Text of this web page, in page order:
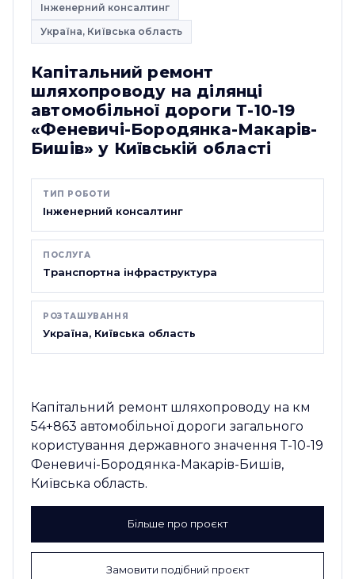
Інженерний консалтинг
Україна, Київська область
Капітальний ремонт
шляхопроводу на ділянці
автомобільної дороги Т-10-19
«Феневичі-Бородянка-Макарів-
Бишів» у Київській області
ТИП РОБОТИ
Інженерний консалтинг
ПОСЛУГА
Транспортна інфраструктура
РОЗТАШУВАННЯ
Україна, Київська область
Капітальний ремонт шляхопроводу на км
54+863 автомобільної дороги загального
користування державного значення Т-10-19
Феневичі-Бородянка-Макарів-Бишів,
Київська область.
Більше про проєкт
Замовити подібний проєкт